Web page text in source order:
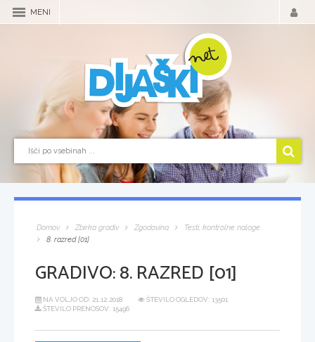
MENI
Domov Zbirka gradiv Zgodovina
Testi, kontrolne naloge
8. razred [01]
GRADIVO:8. RAZRED [01]
NA VOLJO OD: 21.12.2018
ŠTEVILO OGLEDOV: 13501
ŠTEVILO PRENOSOV: 15496